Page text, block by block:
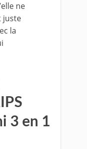
ne
juste
la
3 en 1